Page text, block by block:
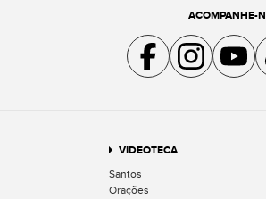
ACOMPANHE-
Acompanhe a gente no
Acompanhe a
VIDEOTECA
Santos
Orações